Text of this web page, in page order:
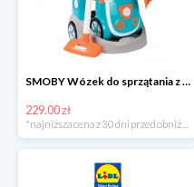
SMOBY Wózek do sprzątania z odkurzaczem
229.00 zł